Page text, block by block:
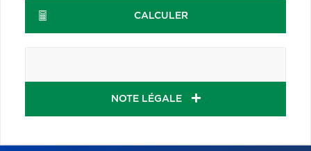
CALCULER
NOTE LÉGALE